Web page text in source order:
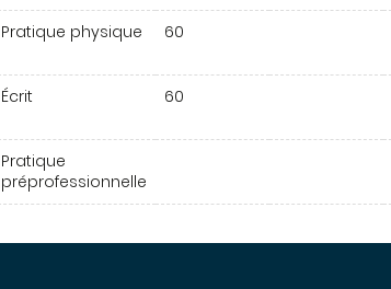
Pratique physique 60
Écrit 60
Pratique
préprofessionnelle